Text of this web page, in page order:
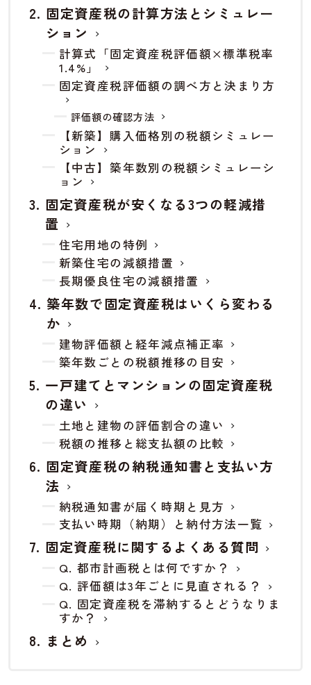
固定資産税の計算方法とシミュレー
ション
計算式「固定資産税評価額×標準税率
1.4%」
固定資産税評価額の調べ方と決まり方
評価額の確認方法
【新築】購入価格別の税額シミュレー
ション
【中古】築年数別の税額シミュレーシ
ョン
固定資産税が安くなる3つの軽減措
置
住宅用地の特例
新築住宅の減額措置
長期優良住宅の減額措置
築年数で固定資産税はいくら変わる
か
建物評価額と経年減点補正率
築年数ごとの税額推移の目安
一戸建てとマンションの固定資産税
の違い
土地と建物の評価割合の違い
税額の推移と総支払額の比較
固定資産税の納税通知書と支払い方
法
納税通知書が届く時期と見方
支払い時期（納期）と納付方法一覧
固定資産税に関するよくある質問
Q. 都市計画税とは何ですか？
Q. 評価額は3年ごとに見直される？
Q. 固定資産税を滞納するとどうなりま
すか？
まとめ